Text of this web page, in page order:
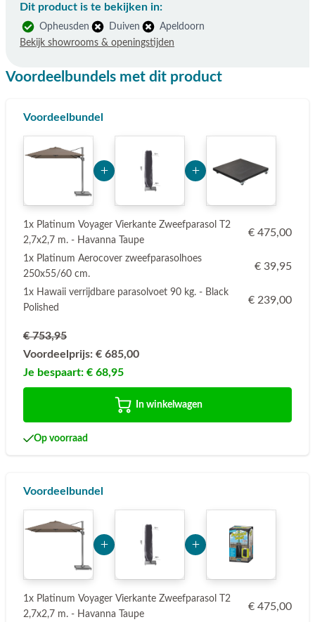
Dit product is te bekijken in:
Opheusden Duiven
Apeldoorn
Bekijk showrooms & openingstijden
Voordeelbundels met dit product
Voordeelbundel
1x Platinum Voyager Vierkante Zweefparasol T2
2,7x2,7 m. - Havanna Taupe
€ 475,00
1x Platinum Aerocover zweefparasolhoes
250x55/60 cm.
€ 39,95
1x Hawaii verrijdbare parasolvoet 90 kg. - Black
Polished
€ 239,00
€ 753,95
Voordeelprijs: € 685,00
Je bespaart: € 68,95
In winkelwagen
Op voorraad
Voordeelbundel
1x Platinum Voyager Vierkante Zweefparasol T2
2,7x2,7 m. - Havanna Taupe
€ 475,00